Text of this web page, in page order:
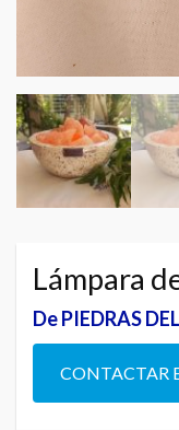
Lámpara
De PIEDRAS
CONTACTAR